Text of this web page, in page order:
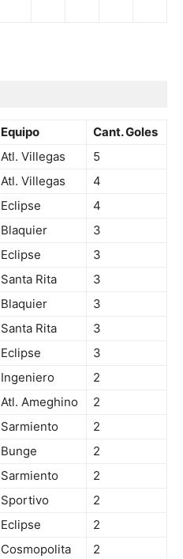
Equipo
Cant. Goles
Atl. Villegas
5
Atl. Villegas
4
Eclipse
4
Blaquier
3
Eclipse
3
Santa Rita
3
Blaquier
3
Santa Rita
3
Eclipse
3
Ingeniero
2
Atl. Ameghino
2
Sarmiento
2
Bunge
2
Sarmiento
2
Sportivo
2
Eclipse
2
Cosmopolita
2